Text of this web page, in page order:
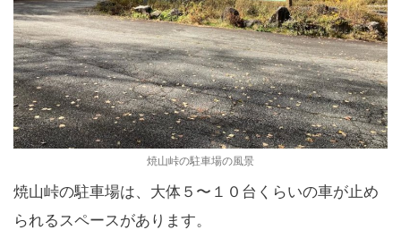
焼山峠の駐車場の風景
焼山峠の駐車場は、大体５〜１０台くらいの車が止め
られるスペースがあります。